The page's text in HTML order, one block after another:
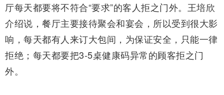
厅每天都要将不符合“要求”的客人拒之门外。王培欣
介绍说，餐厅主要接待聚会和宴会，所以受到很大影
响，每天都有人来订大包间，为保证安全，只能一律
拒绝；每天都要把3-5桌健康码异常的顾客拒之门
外。